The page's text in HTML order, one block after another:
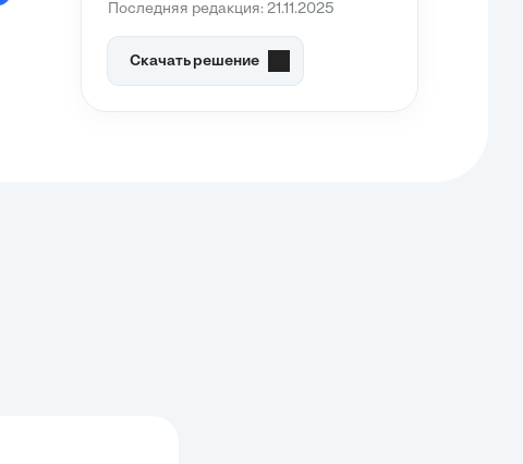
Последняя редакция: 21.11.2025
Скачать решение